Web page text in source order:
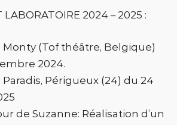
LABORATOIRE 2024 – 2025 :
Monty (Tof théâtre, Belgique)
2024.
Périgueux (24) du 24
de Suzanne: Réalisation d’un